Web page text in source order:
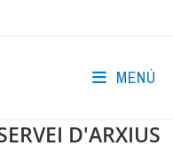
MENÚ
D'ARXIUS